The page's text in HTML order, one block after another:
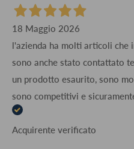
18 Maggio 2026
l'azienda ha molti articoli che
sono anche stato contattato
un prodotto esaurito, sono
sono competitivi e
Acquirente verificato